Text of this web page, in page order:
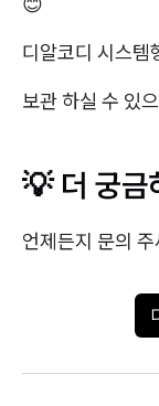
디알코디 시스템
보관 하실 수 있
💡 더 궁금
언제든지 문의 주